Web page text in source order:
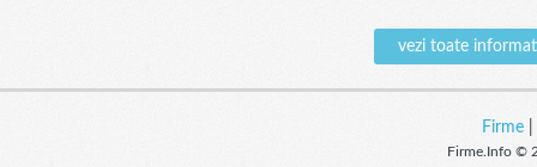
vezi toate
Firme|
Firme.Info ©